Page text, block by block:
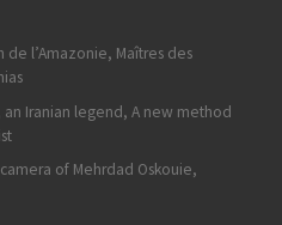
de l’Amazonie, Maîtres des
an Iranian legend, A new method
of Mehrdad Oskouie,